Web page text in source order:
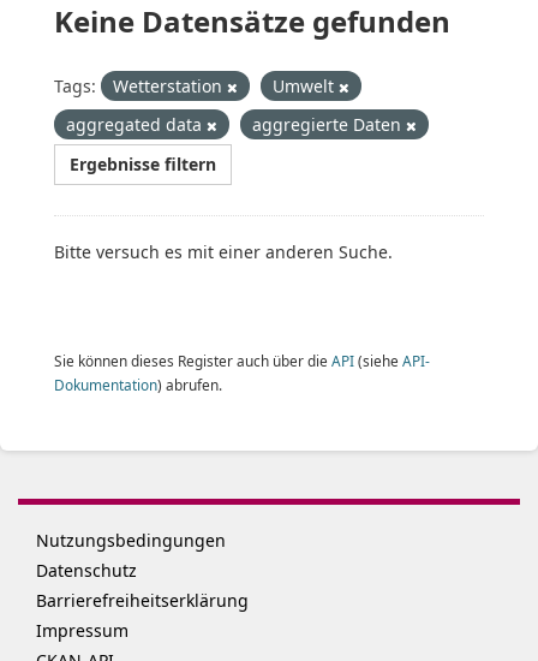
Keine Datensätze gefunden
Tags: Wetterstation
Umwelt
aggregated data
aggregierte Daten
Ergebnisse filtern
Bitte versuch es mit einer anderen Suche.
Sie können dieses Register auch über die API(siehe API-
Dokumentation) abrufen.
Nutzungsbedingungen
Datenschutz
Barrierefreiheitserklärung
Impressum